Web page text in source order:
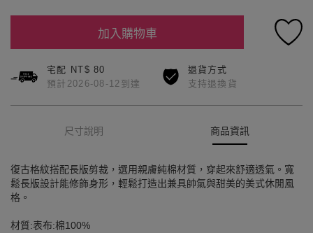
加入購物車
宅配 NT$ 80
預計2026-08-12到達
退貨方式
支持退換貨
尺寸說明 商品資訊
復古格紋搭配長版剪裁，選用親膚純棉材質，穿起來舒適透氣。寬
鬆長版設計能修飾身形，輕鬆打造出兼具帥氣與甜美的美式休閒風
格。
材質:表布:棉100%